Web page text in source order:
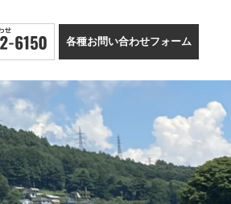
各種お問い合わせフォーム